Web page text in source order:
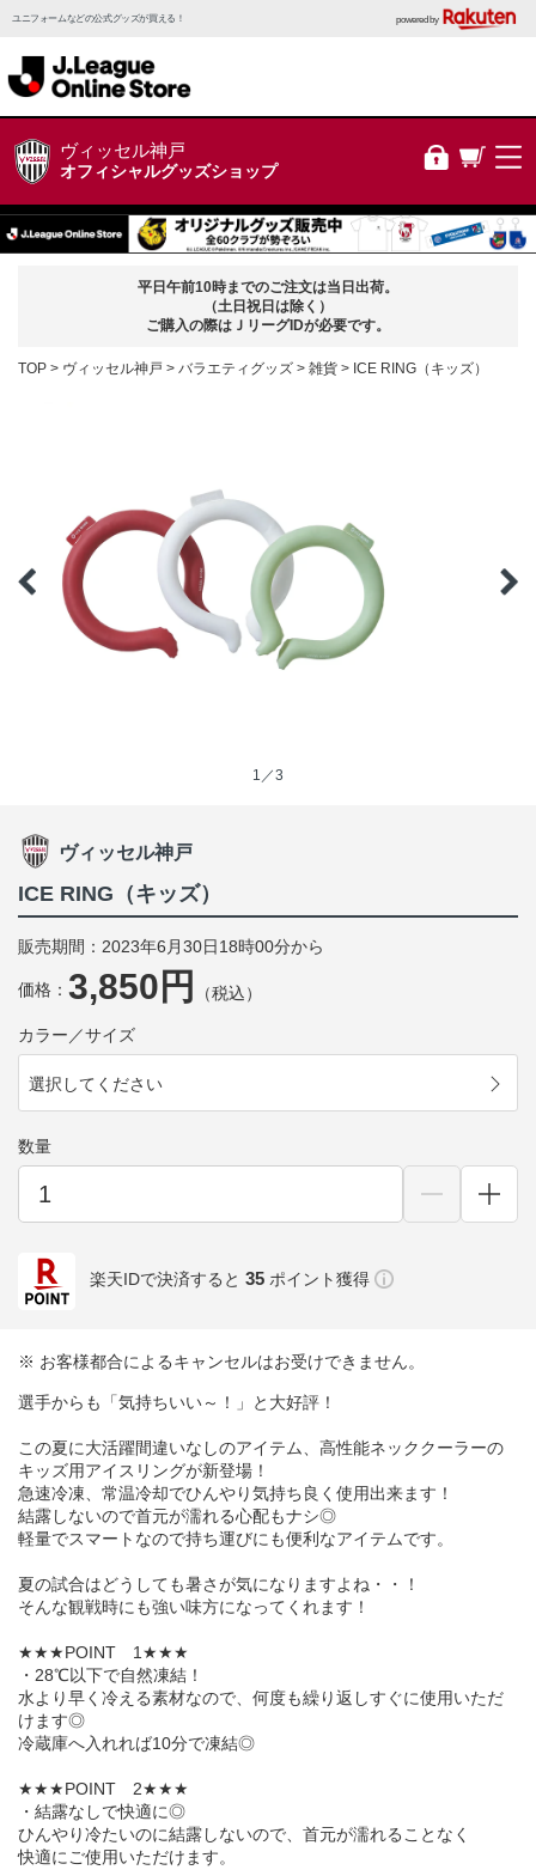
ユニフォームなどの公式グッズが買える！ powered by
ヴィッセル神戸
オフィシャルグッズショップ
平日午前10時までのご注文は当日出荷。
（土日祝日は除く）
ご購入の際はＪリーグIDが必要です。
TOP ヴィッセル神戸 バラエティグッズ 雑貨 ICE RING（キッズ）
1／3
ヴィッセル神戸
ICE RING（キッズ）
販売期間：2023年6月30日18時00分から
価格： 3,850円 （税込）
カラー／サイズ
選択してください
数量
楽天IDで決済すると 35 ポイント獲得
※ お客様都合によるキャンセルはお受けできません。
選手からも「気持ちいい～！」と大好評！
この夏に大活躍間違いなしのアイテム、高性能ネッククーラーの
キッズ用アイスリングが新登場！
急速冷凍、常温冷却でひんやり気持ち良く使用出来ます！
結露しないので首元が濡れる心配もナシ◎
軽量でスマートなので持ち運びにも便利なアイテムです。
夏の試合はどうしても暑さが気になりますよね・・！
そんな観戦時にも強い味方になってくれます！
★★★POINT 1★★★
・28℃以下で自然凍結！
水より早く冷える素材なので、何度も繰り返しすぐに使用いただ
けます◎
冷蔵庫へ入れれば10分で凍結◎
★★★POINT 2★★★
・結露なしで快適に◎
ひんやり冷たいのに結露しないので、首元が濡れることなく
快適にご使用いただけます。